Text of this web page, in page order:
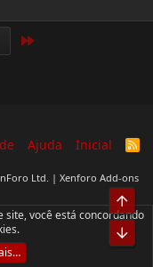
Last
Ajuda Inicial
R
Ltd. | Xenforo Add-ons
site, você está concordando